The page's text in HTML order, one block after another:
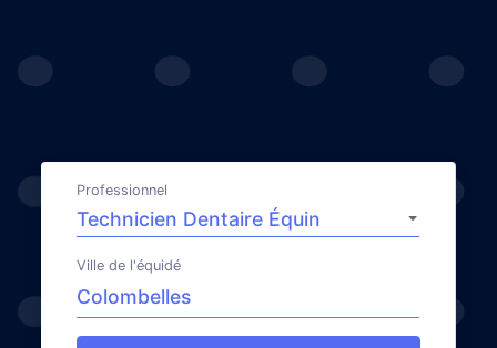
Professionnel
Ville de l'équidé